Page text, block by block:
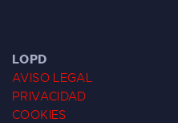
LOPD
AVISO LEGAL
PRIVACIDAD
COOKIES